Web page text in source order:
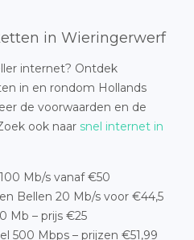
in Wieringerwerf
internet? Ontdek
in en rondom Hollands
de voorwaarden en de
ook naar snel internet in
Mb/s vanaf €50
Bellen 20 Mb/s voor €44,5
Mb – prijs €25
500 Mbps – prijzen €51,99